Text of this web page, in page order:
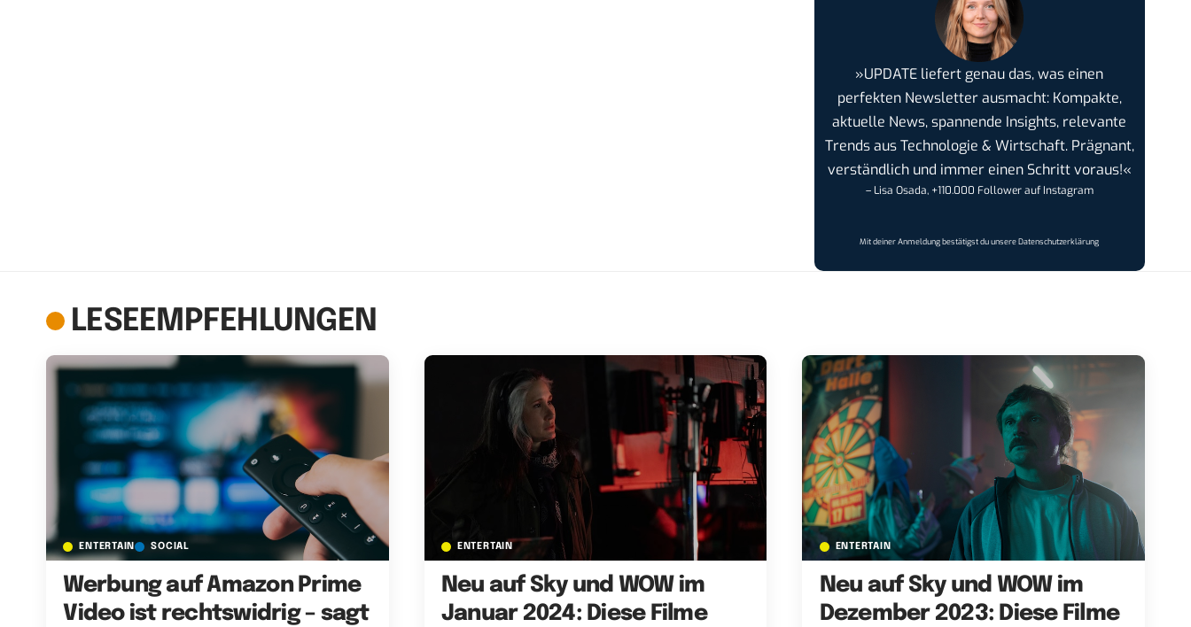
»UPDATE liefert genau das, was einen
perfekten Newsletter ausmacht: Kompakte,
aktuelle News, spannende Insights, relevante
Trends aus Technologie & Wirtschaft. Prägnant,
verständlich und immer einen Schritt voraus!«
– Lisa Osada, +110.000 Follower auf Instagram
Mit deiner Anmeldung bestätigst du unsereDatenschutzerklärung
LESEEMPFEHLUNGEN
ENTERTAIN SOCIAL
Werbung auf Amazon Prime
Video ist rechtswidrig – sagt
ENTERTAIN
Neu auf Sky und WOW im
Januar 2024: Diese Filme
ENTERTAIN
Neu auf Sky und WOW im
Dezember 2023: Diese Filme